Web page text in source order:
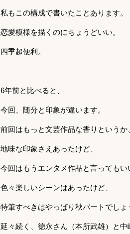
私もこの構成で書いたことあります。
恋愛模様を描くのにちょうどいい。
四季超便利。
6年前と比べると、
今回、随分と印象が違います。
前回はもっと文芸作品な香りというか
地味な印象さえあったけど、
今回はもうエンタメ作品と言ってもい
色々楽しいシーンはあったけど、
特筆すべきはやっぱり秋パートでしょ
延々続く、徳永さん（本所武雄）と中